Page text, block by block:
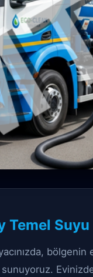
Temel Suyu
sunuyoruz.